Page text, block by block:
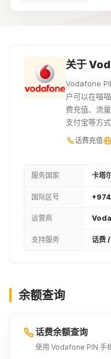
关于
Vodafone
户可以在喵
费充值、流
支付宝等方式
话费充值
服务国家 卡塔
国际区号 +974
运营商
支持服务 话费
余额查询
话费余额查询
使用 Vodafone PIN 手